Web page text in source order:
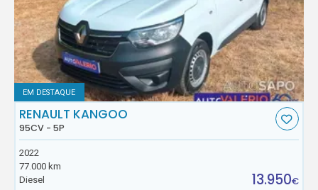
EM DESTAQUE
RENAULT KANGOO
95CV - 5P
2022
77.000 km
Diesel
13.950€